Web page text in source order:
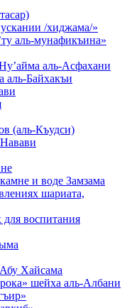
/хиджама/»
аль-мунафикъина»
аль-Асфахани
аль-Байхакъи
(аль-Къудси)
и воде Замзама
шариата,
воспитания
Хайсама
шейха аль-Албани